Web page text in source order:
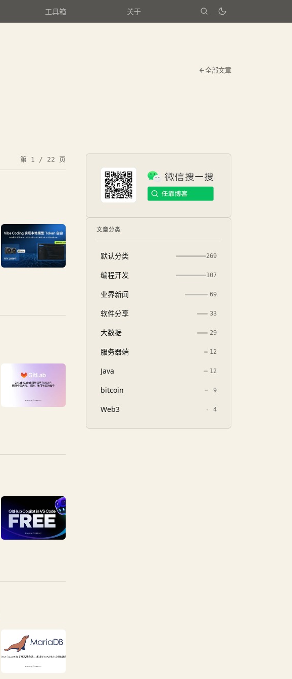
工具箱 关于
全部文章
第 1 / 22 页
文章分类
默认分类 269
编程开发 107
业界新闻 69
软件分享 33
大数据 29
服务器端 12
Java 12
bitcoin 9
Web3 4